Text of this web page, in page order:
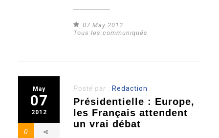
07 May 2012
Tous les communiqués
May
07
2012
0
Posté par : Redaction
Présidentielle : Europe,
les Français attendent
un vrai débat